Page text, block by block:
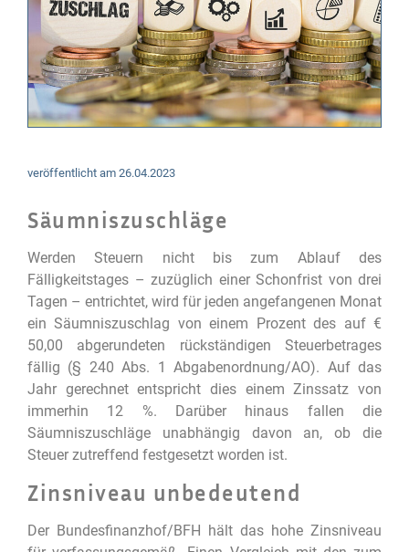
veröffentlicht am 26.04.2023
Säumniszuschläge
Werden Steuern nicht bis zum Ablauf des
Fälligkeitstages – zuzüglich einer Schonfrist von drei
Tagen – entrichtet, wird für jeden angefangenen Monat
ein Säumniszuschlag von einem Prozent des auf €
50,00 abgerundeten rückständigen Steuerbetrages
fällig (§ 240 Abs. 1 Abgabenordnung/AO). Auf das
Jahr gerechnet entspricht dies einem Zinssatz von
immerhin 12 %. Darüber hinaus fallen die
Säumniszuschläge unabhängig davon an, ob die
Steuer zutreffend festgesetzt worden ist.
Zinsniveau unbedeutend
Der Bundesfinanzhof/BFH hält das hohe Zinsniveau